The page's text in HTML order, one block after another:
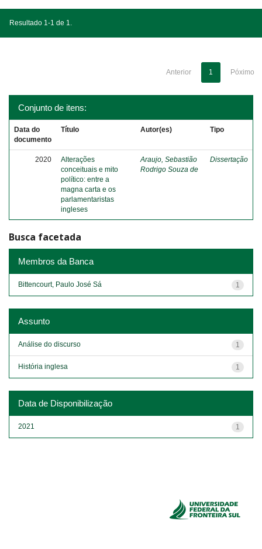
Resultado 1-1 de 1.
Anterior 1 Póximo
Conjunto de itens:
Data do
documento
Título Autor(es) Tipo
2020
Alterações
conceituais e mito
político: entre a
magna carta e os
parlamentaristas
ingleses
Araujo, Sebastião
Rodrigo Souza de
Dissertação
Busca facetada
Membros da Banca
1
Bittencourt, Paulo José Sá
Assunto
1
Análise do discurso
1
História inglesa
Data de Disponibilização
1
2021